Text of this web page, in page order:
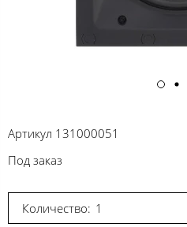
Артикул 131000051
Под заказ
Количество: